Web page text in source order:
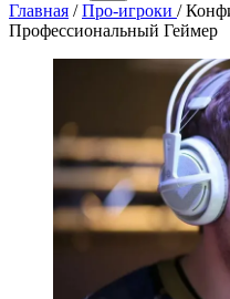
Главная / Про-игроки /
Профессиональный Геймер